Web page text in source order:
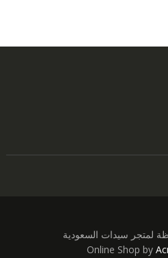
لمتجر سيدات السعودية
Online Shop by